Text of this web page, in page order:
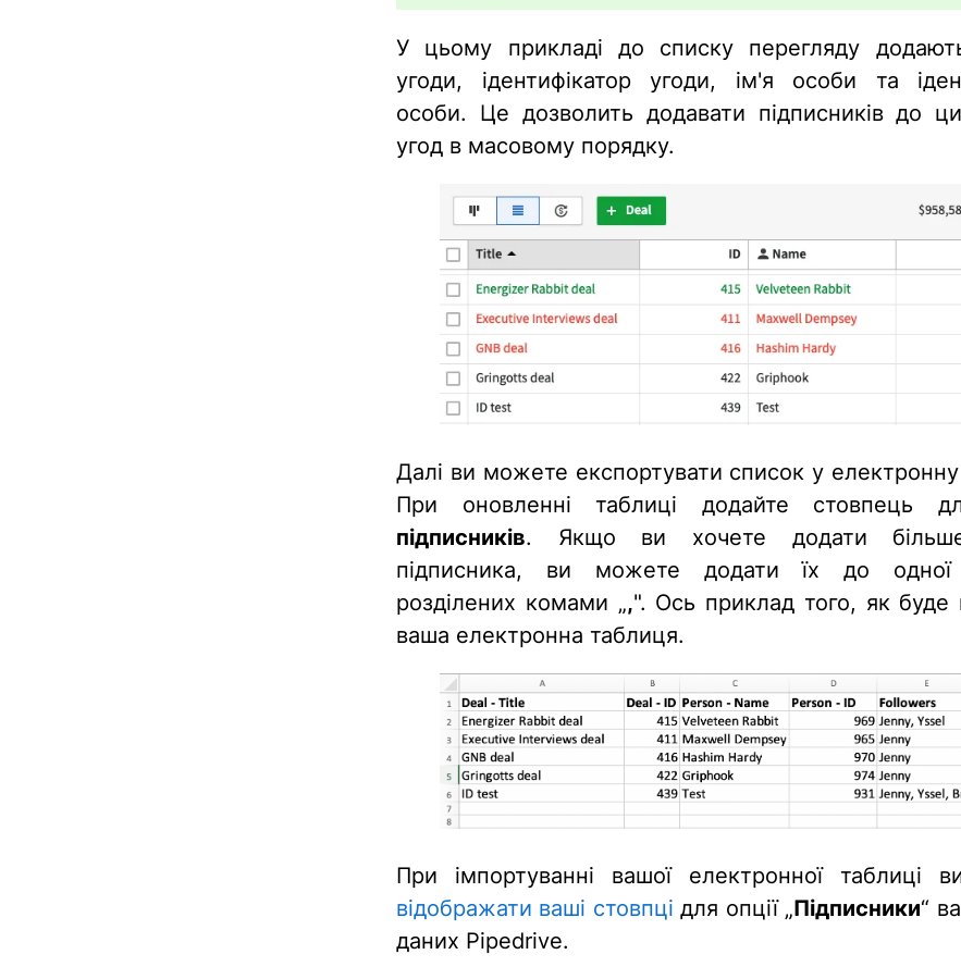
У цьому прикладі до списку перегляду
угоди, ідентифікатор угоди, ім'я особи та
особи. Це дозволить додавати підписників до
угод в масовому порядку.
Далі ви можете експортувати список у
При оновленні таблиці додайте стовпець
підписників. Якщо ви хочете додати
підписника, ви можете додати їх до одної
розділених комами „,". Ось приклад того, як буде
ваша електронна таблиця.
При імпортуванні вашої електронної таблиці
відображати ваші стовпці для опції „Підписники“
даних Pipedrive.